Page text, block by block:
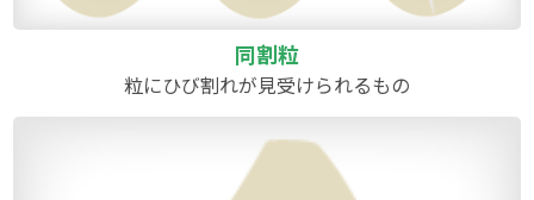
同割粒
粒にひび割れが見受けられるもの